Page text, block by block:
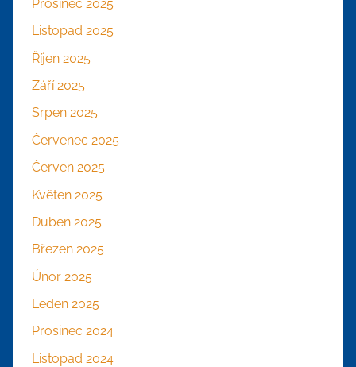
Prosinec 2025
Listopad 2025
Říjen 2025
Září 2025
Srpen 2025
Červenec 2025
Červen 2025
Květen 2025
Duben 2025
Březen 2025
Únor 2025
Leden 2025
Prosinec 2024
Listopad 2024